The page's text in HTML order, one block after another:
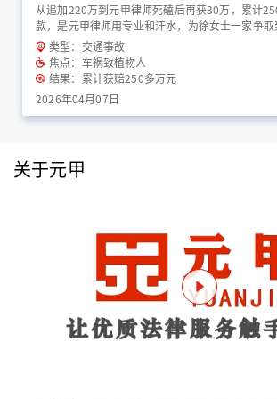
从追加220万到元甲律师死磕后再获30万，累计
款，是元甲律师用专业和汗水，为徐女士一家争
金”！
类型：交通事故
焦点：车祸致植物人
结果：累计获赔250多万元
2026年04月07日
关于元甲